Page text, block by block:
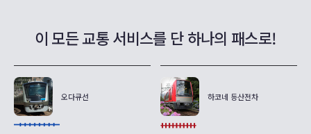
이 모든 교통 서비스를 단 하나의 패스로!
오다큐선 하코네 등산전차